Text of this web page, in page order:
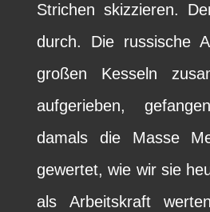
Strichen skizzieren.
durch. Die russische
großen Kesseln
aufgerieben,
damals die Masse
gewertet, wie wir sie
als Arbeitskraft